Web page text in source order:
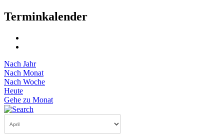
Terminkalender
Nach Jahr
Nach Monat
Nach Woche
Heute
Gehe zu Monat